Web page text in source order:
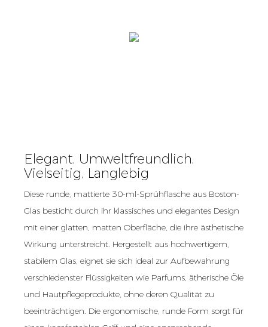
Elegant, Umweltfreundlich,
Vielseitig, Langlebig
Diese runde, mattierte 30-ml-Sprühflasche aus Boston-
Glas besticht durch ihr klassisches und elegantes Design
mit einer glatten, matten Oberfläche, die ihre ästhetische
Wirkung unterstreicht. Hergestellt aus hochwertigem,
stabilem Glas, eignet sie sich ideal zur Aufbewahrung
verschiedenster Flüssigkeiten wie Parfums, ätherische Öle
und Hautpflegeprodukte, ohne deren Qualität zu
beeinträchtigen. Die ergonomische, runde Form sorgt für